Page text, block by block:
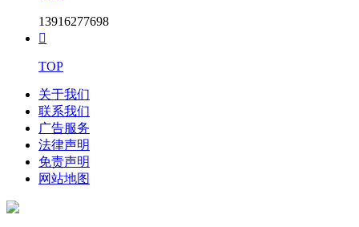
13916277698

TOP
关于我们
联系我们
广告服务
法律声明
免责声明
网站地图